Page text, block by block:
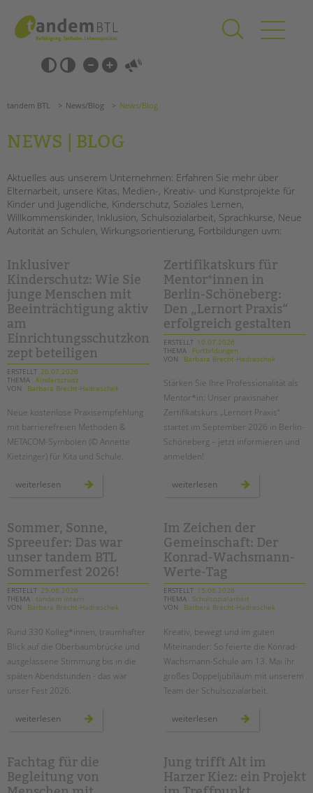
springen
Barrierefrei-
Einstellungen
überspringen
überspringen
SCHULE & GANZTAG
Grundschulen
Oberschulen
Förderzentren
Kollegs
Schulbezogene Sozialarbeit
Tagesgruppen
HILFEN ZUR ERZIEHUNG
EINGLIEDERUNGSHILFE
BETREUTES WOHNEN
Zertfikatskurse
Seminarkalender
Seminarräume
STADTTEILARBEIT
PROFIL | LEITBILD
Bereiche im Überblick
Kinder- und Jugendschutz
Unsere Videos
Gesellschafter VdK
schoolcoach BTL
tandem international
KARRIERE
Stellenangebote
tandem als Arbeitgeberin
NEWS/BLOG
unkuerzbar
Briefe an Kai
tandem BTL News/Blog News/Blog
NEWS | BLOG
Aktuelles aus unserem Unternehmen: Erfahren Sie mehr über
Elternarbeit, unsere Kitas, Medien-, Kreativ- und Kunstprojekte für
Kinder und Jugendliche, Kinderschutz, Soziales Lernen,
Willkommenskinder, Inklusion, Schulsozialarbeit, Sprachkurse, Neue
Autorität an Schulen, Wirkungsorientierung, Fortbildungen uvm:
Inklusiver
Kinderschutz: Wie Sie
junge Menschen mit
Beeinträchtigung aktiv
am
Einrichtungsschutzkon
zept beteiligen
ERSTELLT 20.07.2026
THEMA
Kinderschutz
VON
Barbara Brecht-Hadraschek
Neue kostenlose Praxisempfehlung
mit barrierefreien Methoden &
METACOM-Symbolen (© Annette
Kietzinger) für Kita und Schule.
weiterlesen inklusiver
kinderschutz:
menschen
mit
beeinträchtigung
aktiv
am
einrichtungsschutzkonzept
beteiligen
Zertifikatskurs für
Mentor*innen in
Berlin-Schöneberg:
Den „Lernort Praxis“
erfolgreich gestalten
ERSTELLT 10.07.2026
THEMA
Fortbildungen
VON
Barbara Brecht-Hadraschek
Stärken Sie Ihre Professionalität als
Mentor*in: Unser praxisnaher
Zertifikatskurs „Lernort Praxis“
startet im September 2026 in Berlin-
Schöneberg – jetzt informieren und
anmelden!
weiterlesen zertifikatskurs
schöneberg:
den
„lernort
praxis“
erfolgreich
gestalten
Sommer, Sonne,
Spreeufer: Das war
unser tandem BTL
Sommerfest 2026!
ERSTELLT 29.06.2026
THEMA tandem intern
VON
Barbara Brecht-Hadraschek
Rund 330 Kolleg*innen, traumhafter
Blick auf die Oberbaumbrücke und
ausgelassene Stimmung bis in die
späten Abendstunden - das war
unser Fest 2026.
weiterlesen sommer,
unser
tandem
btl
sommerfest
Im Zeichen der
Gemeinschaft: Der
Konrad-Wachsmann-
Werte-Tag
ERSTELLT 15.06.2026
THEMA Schulsozialarbeit
VON
Barbara Brecht-Hadraschek
Kreativ, bewegt und im guten
Miteinander: So feierte die Konrad-
Wachsmann-Schule am 13. Mai ihr
großes Doppeljubiläum mit unserem
Team der Schulsozialarbeit.
weiterlesen
zeichen
konrad-
wachsmann-
werte-
tag
Fachtag für die
Begleitung von
Jung trifft Alt im
Harzer Kiez: ein Projekt